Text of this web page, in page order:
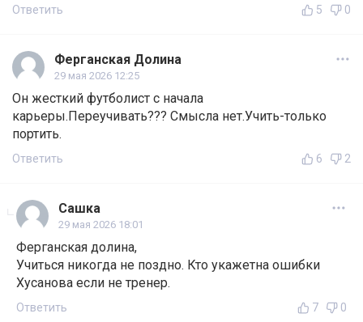
Ответить 5 0
Ферганская Долина
29 мая 2026 12:25
Он жесткий футболист с начала
карьеры.Переучивать??? Смысла нет.Учить-только
портить.
Ответить 6 2
Сашка
29 мая 2026 18:01
Ферганская долина,
Учиться никогда не поздно. Кто укажетна ошибки
Хусанова если не тренер.
Ответить 7 0